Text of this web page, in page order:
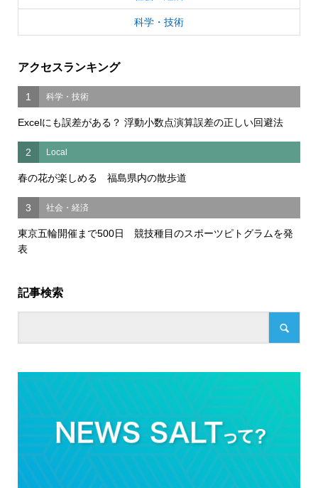
科学・技術
アクセスランキング
1 科学・技術
Excelにも誤差がある？ 浮動小数点演算誤差の正しい回避法
2 Local
春の花が楽しめる 福島県内の散歩道
3 社会・経済
東京五輪開催まで500日 競技種目のスポーツピトグラムを発
表
記事検索